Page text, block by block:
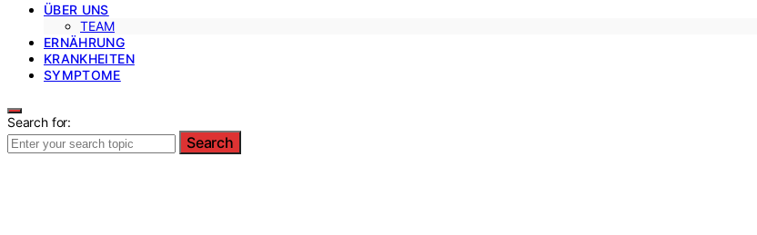
ÜBER UNS
TEAM
ERNÄHRUNG
KRANKHEITEN
SYMPTOME
Search for:
Search